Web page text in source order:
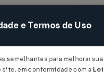
Acessar
e Termos de Uso
semelhantes para melhorar
em conformidade com a